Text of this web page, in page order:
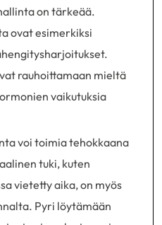
on tärkeää.
ovat esimerkiksi
rauhoittamaan mieltä
vaikutuksia
voi toimia tehokkaana
tuki, kuten
vietetty aika, on myös
Pyri löytämään